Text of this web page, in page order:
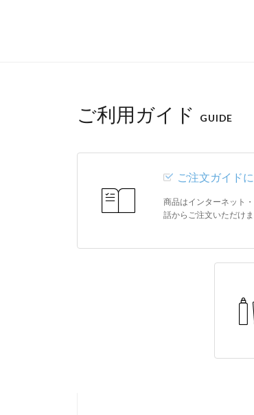
ご利用ガイド GUIDE
ご注文ガイド
商品はインターネット
話からご注文いただけま